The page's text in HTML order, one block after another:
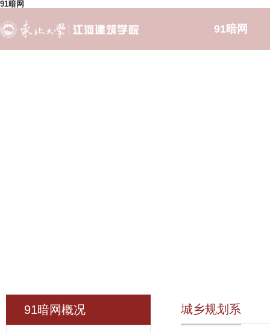
91暗网
91暗网
91暗网概况 城乡规划系